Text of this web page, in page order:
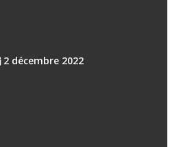
2 décembre 2022